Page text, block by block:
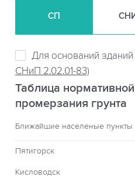
СП
Для оснований
СНиП 2.02.01-83)
Таблица
промерзания грунта
Ближайшие населеные пункты
Пятигорск
Кисловодск